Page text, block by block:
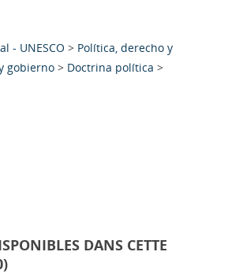
- UNESCO > Política, derecho y
gobierno > Doctrina política >
DANS CETTE